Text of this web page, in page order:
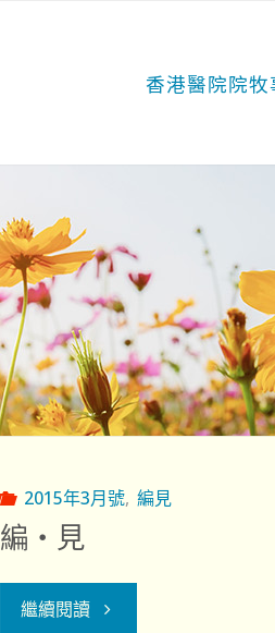
香港醫院院牧
2015年3月號, 編見
編‧見
繼續閱讀"編‧